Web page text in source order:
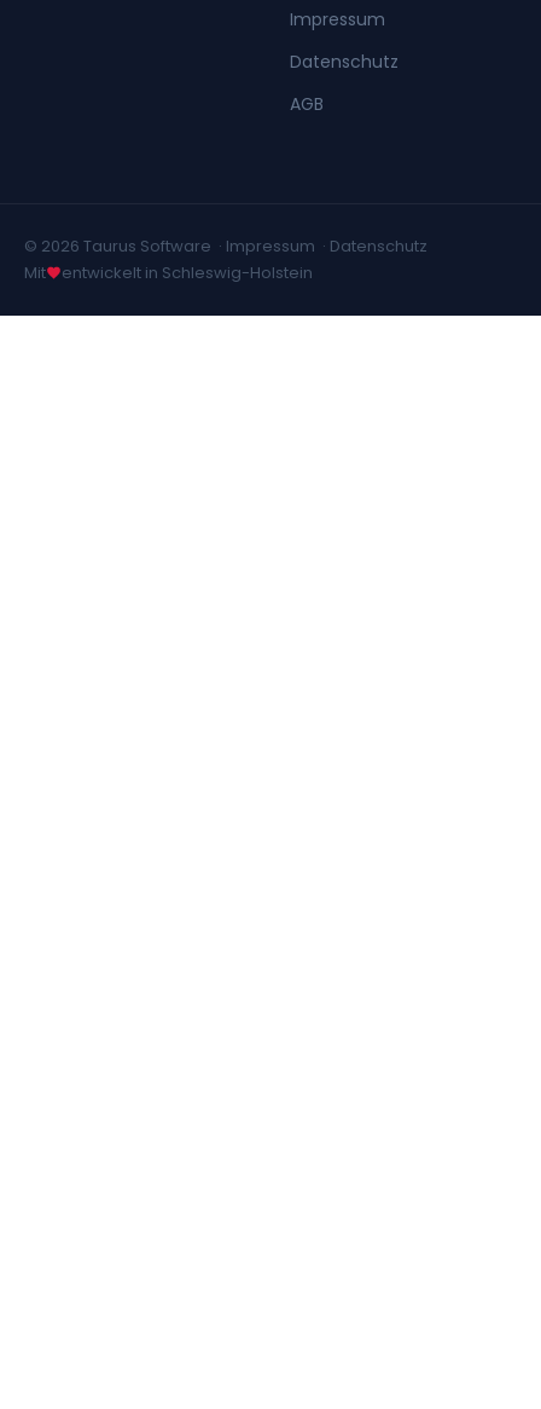
Impressum
Datenschutz
AGB
© 2026 Taurus Software · Impressum · Datenschutz
Mit
entwickelt in Schleswig-Holstein